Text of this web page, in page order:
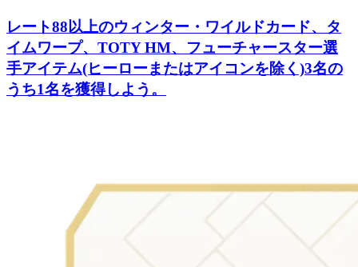
レート88以上のウィンター・ワイルドカード、タ
イムワープ、TOTY HM、フューチャースター選
手アイテム(ヒーローまたはアイコンを除く)3名の
うち1名を獲得しよう。